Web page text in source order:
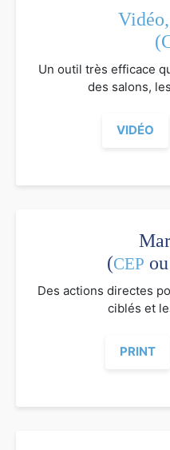
Un outil très efficace
des salons,
VIDÉO
(CEP ou
Des actions directes
ciblés et
PRINT